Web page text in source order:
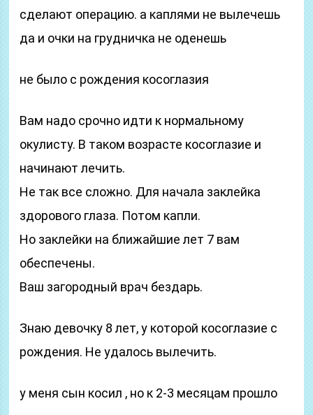
сделают операцию. а каплями не вылечешь
да и очки на грудничка не оденешь
не было с рождения косоглазия
Вам надо срочно идти к нормальному
окулисту. В таком возрасте косоглазие и
начинают лечить.
Не так все сложно. Для начала заклейка
здорового глаза. Потом капли.
Но заклейки на ближайшие лет 7 вам
обеспечены.
Ваш загородный врач бездарь.
Знаю девочку 8 лет, у которой косоглазие с
рождения. Не удалось вылечить.
у меня сын косил , но к 2-3 месяцам прошло